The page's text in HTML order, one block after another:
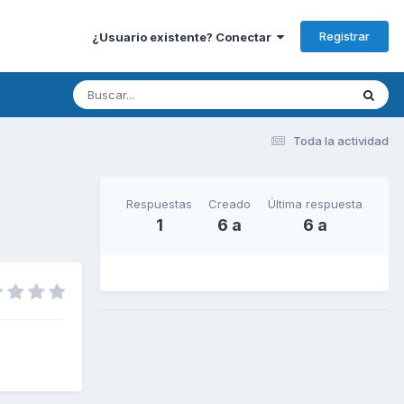
¿Usuario existente? Conectar Registrar
Toda la actividad
Respuestas
1
Creado
6 a
Última respuesta
6 a